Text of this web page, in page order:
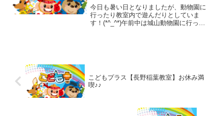
今日も暑い日となりましたが、動物園に
行ったり教室内で遊んだりとしていま
す！(*^_^*)午前中は城山動物園に行って
こどもプラス【長野稲葉教室】お休み満
喫♪♪